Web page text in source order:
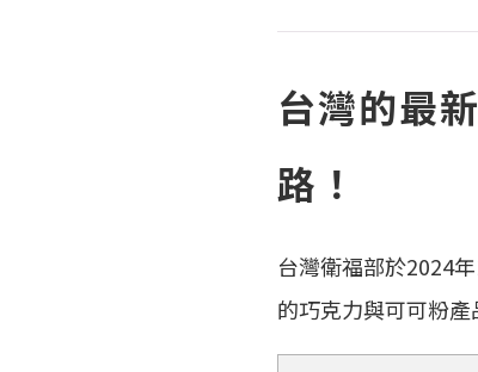
台灣的最
路！
台灣衛福部於2024
的巧克力與可可粉